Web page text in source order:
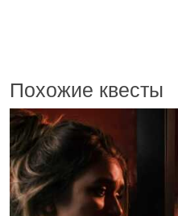
Похожие квесты